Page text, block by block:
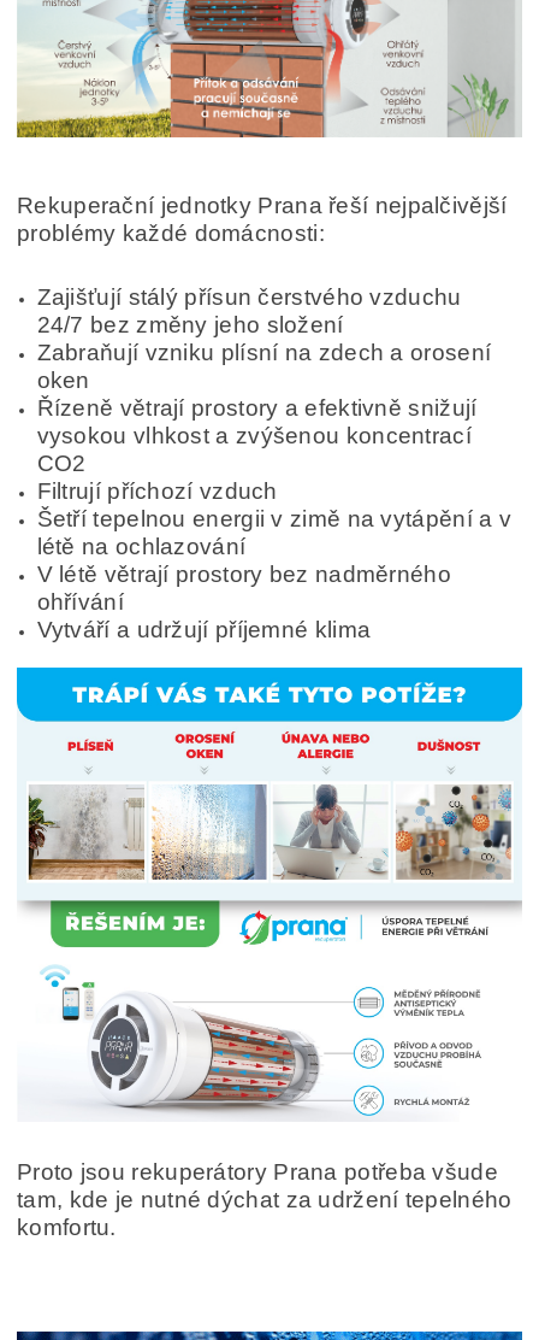
Rekuperační jednotky Prana řeší nejpalčivější
problémy každé domácnosti:
Zajišťují stálý přísun čerstvého vzduchu
24/7 bez změny jeho složení
Zabraňují vzniku plísní na zdech a orosení
oken
Řízeně větrají prostory a efektivně snižují
vysokou vlhkost a zvýšenou koncentrací
CO2
Filtrují příchozí vzduch
Šetří tepelnou energii v zimě na vytápění a v
létě na ochlazování
V létě větrají prostory bez nadměrného
ohřívání
Vytváří a udržují příjemné klima
Proto jsou rekuperátory Prana potřeba všude
tam, kde je nutné dýchat za udržení tepelného
komfortu.